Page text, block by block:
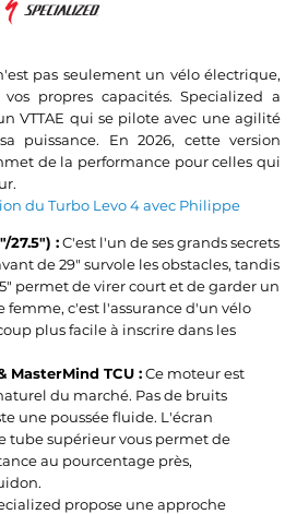
pas seulement un vélo électrique,
propres capacités. Specialized a
VTTAE qui se pilote avec une agilité
puissance. En 2026, cette version
de la performance pour celles qui
du Turbo Levo 4 avec Philippe
27.5") :C'est l'un de ses grands secrets
de 29" survole les obstacles, tandis
permet de virer court et de garder un
femme, c'est l'assurance d'un vélo
plus facile à inscrire dans les
MasterMind TCU :Ce moteur est
du marché. Pas de bruits
une poussée fluide. L'écran
tube supérieur vous permet de
au pourcentage près,
propose une approche